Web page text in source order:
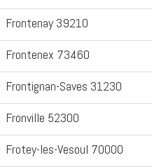
Frontenay 39210
Frontenex 73460
Frontignan-Saves 31230
Fronville 52300
Frotey-les-Vesoul 70000